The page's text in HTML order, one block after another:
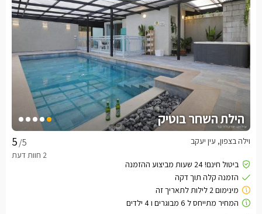
הילת השחר בוטיק
/5 וילה בצפון, עין יעקב